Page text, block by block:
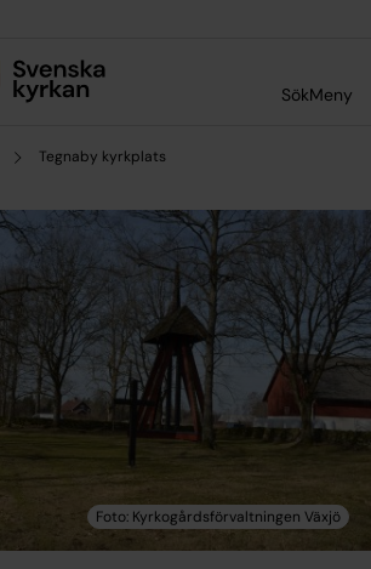
SökMeny
Tegnaby kyrkplats